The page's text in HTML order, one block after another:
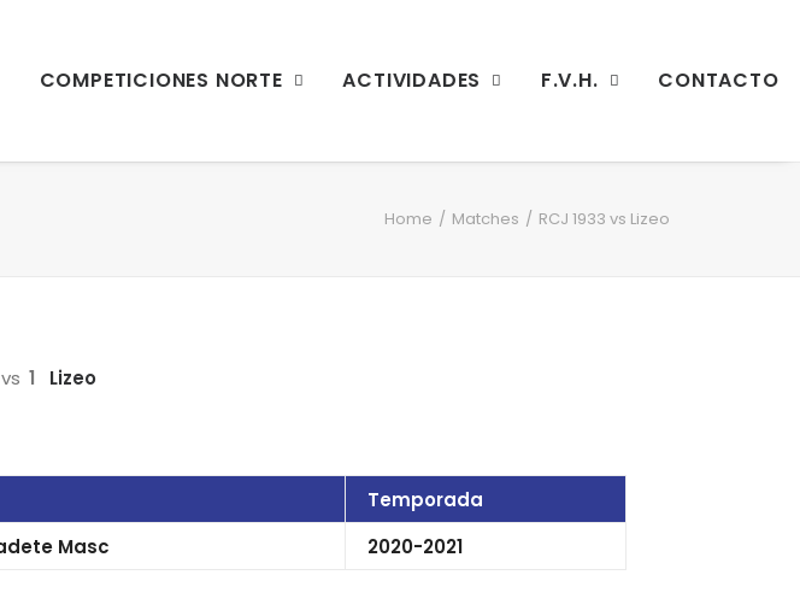
COMPETICIONES NORTE ACTIVIDADES F.V.H. CONTACTO
Home Matches RCJ 1933 vs Lizeo
vs 1 Lizeo
Temporada
Masc 2020-2021